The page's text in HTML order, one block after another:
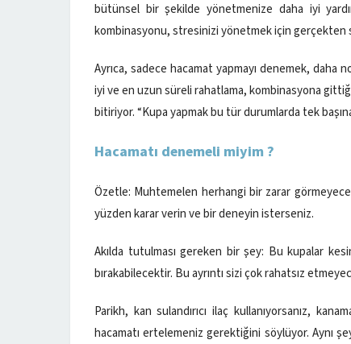
bütünsel bir şekilde yönetmenize daha iyi
kombinasyonu, stresinizi yönetmek için gerçekten
Ayrıca, sadece hacamat yapmayı denemek, daha
iyi ve en uzun süreli rahatlama, kombinasyona
bitiriyor. “Kupa yapmak bu tür durumlarda tek
Hacamatı denemeli miyim ?
Özetle: Muhtemelen herhangi bir zarar
yüzden karar verin ve bir deneyin isterseniz.
Akılda tutulması gereken bir şey: Bu kupalar
bırakabilecektir. Bu ayrıntı sizi çok rahatsız
Parikh, kan sulandırıcı ilaç kullanıyorsanız,
hacamatı ertelemeniz gerektiğini söylüyor. Aynı